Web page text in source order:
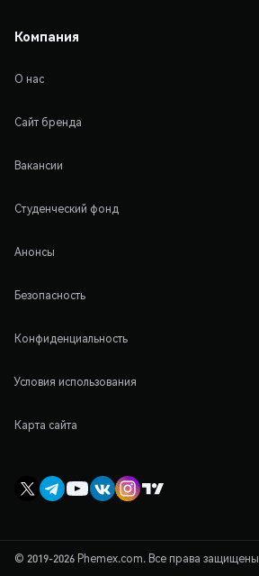
Компания
О нас
Сайт бренда
Вакансии
Студенческий фонд
Анонсы
Безопасность
Конфиденциальность
Условия использования
Карта сайта
© 2019-2026 Phemex.com. Все права защищены